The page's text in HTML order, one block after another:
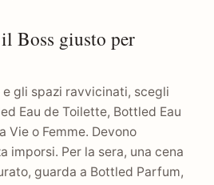
Boss giusto per
e gli spazi ravvicinati, scegli
Eau de Toilette, Bottled Eau
Vie o Femme. Devono
imporsi. Per la sera, una cena
guarda a Bottled Parfum,